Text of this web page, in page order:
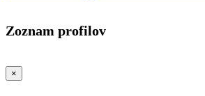
Zoznam profilov
×